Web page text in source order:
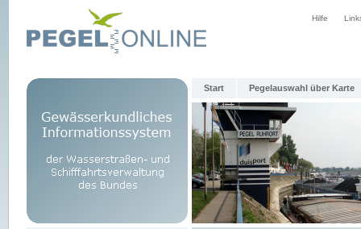
Hilfe
Start Pegelauswahl über Karte